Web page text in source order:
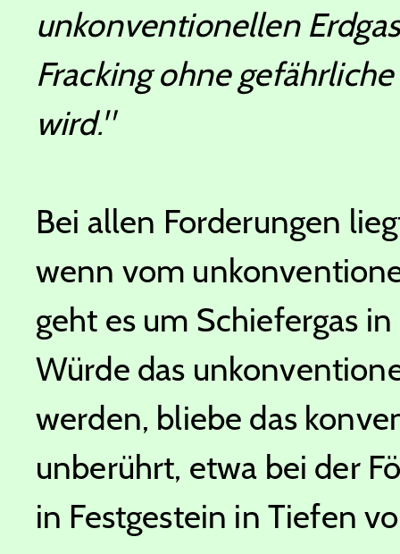
unkonventionellen
Fracking ohne
wird."
Bei allen Forderungen
wenn vom
geht es um Schiefergas
Würde das
werden, bliebe das
unberührt, etwa bei der
in Festgestein in Tiefen